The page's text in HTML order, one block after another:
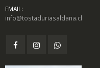
EMAIL:
info@tostaduriasaldana.cl